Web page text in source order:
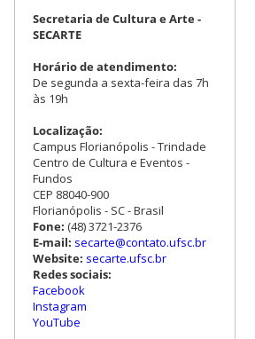
Secretaria de Cultura e Arte -
SECARTE
Horário de atendimento:
De segunda a sexta-feira das 7h
às 19h
Localização:
Campus Florianópolis - Trindade
Centro de Cultura e Eventos -
Fundos
CEP 88040-900
Florianópolis - SC - Brasil
Fone: (48) 3721-2376
E-mail: secarte@contato.ufsc.br
Website: secarte.ufsc.br
Redes sociais:
Facebook
Instagram
YouTube